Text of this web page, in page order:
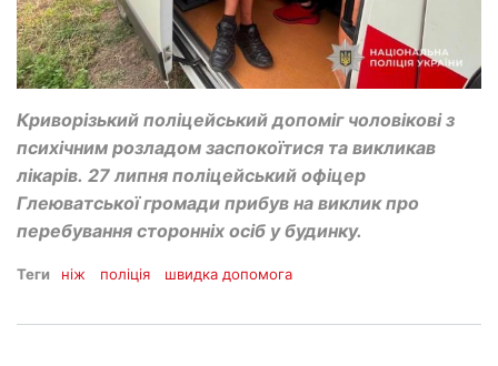
Криворізький поліцейський допоміг чоловікові з
психічним розладом заспокоїтися та викликав
лікарів. 27 липня поліцейський офіцер
Глеюватської громади прибув на виклик про
перебування сторонніх осіб у будинку.
Теги ніж поліція швидка допомога